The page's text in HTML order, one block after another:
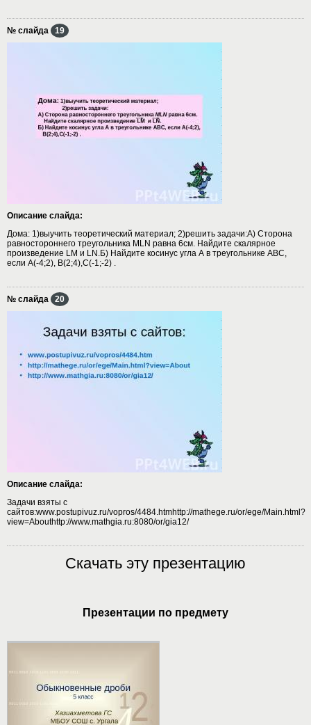
№ слайда 19
Описание слайда:
Дома: 1)выучить теоретический материал; 2)решить задачи:А) Сторона
равностороннего треугольника MLN равна 6см. Найдите скалярное
произведение LM и LN.Б) Найдите косинус угла А в треугольнике АВС,
если А(-4;2), В(2;4),С(-1;-2) .
№ слайда 20
Описание слайда:
Задачи взяты с
сайтов:www.postupivuz.ru/vopros/4484.htmhttp://mathege.ru/or/ege/Main.html?
view=Abouthttp://www.mathgia.ru:8080/or/gia12/
Скачать эту презентацию
Презентации по предмету